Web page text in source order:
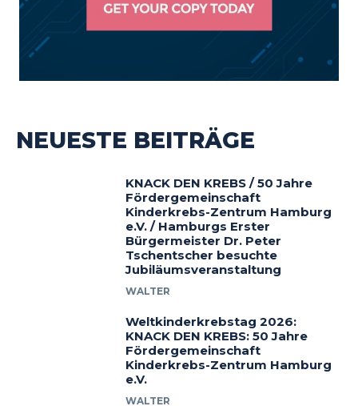
NEUESTE BEITRÄGE
KNACK DEN KREBS / 50 Jahre
Fördergemeinschaft
Kinderkrebs-Zentrum Hamburg
e.V. / Hamburgs Erster
Bürgermeister Dr. Peter
Tschentscher besuchte
Jubiläumsveranstaltung
WALTER
Weltkinderkrebstag 2026:
KNACK DEN KREBS: 50 Jahre
Fördergemeinschaft
Kinderkrebs-Zentrum Hamburg
e.V.
WALTER